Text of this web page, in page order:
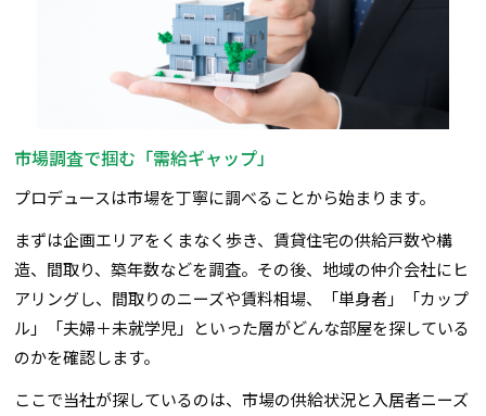
市場調査で掴む「需給ギャップ」
プロデュースは市場を丁寧に調べることから始まります。
まずは企画エリアをくまなく歩き、賃貸住宅の供給戸数や構
造、間取り、築年数などを調査。その後、地域の仲介会社にヒ
アリングし、間取りのニーズや賃料相場、「単身者」「カップ
ル」「夫婦＋未就学児」といった層がどんな部屋を探している
のかを確認します。
ここで当社が探しているのは、市場の供給状況と入居者ニーズ